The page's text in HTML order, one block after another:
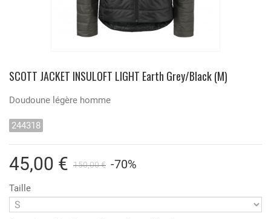
SCOTT JACKET INSULOFT LIGHT Earth Grey/Black (M)
Doudoune légère homme
244318
45,00 € 150,00 € -70%
Taille